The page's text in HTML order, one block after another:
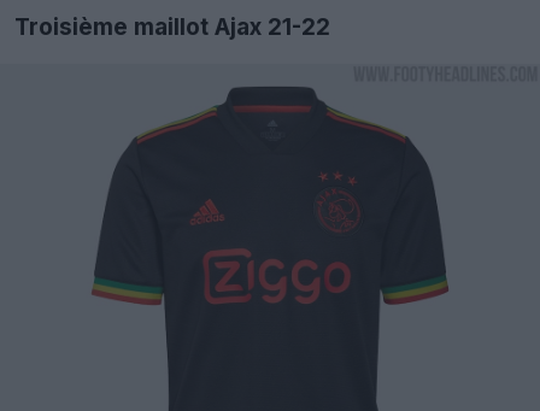
Troisième maillot Ajax 21-22